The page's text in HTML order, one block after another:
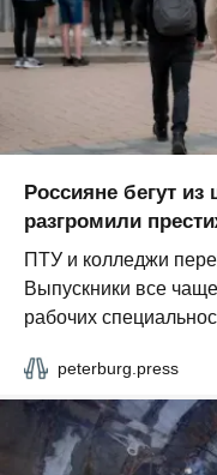
Россияне бегут
разгромили
ПТУ и колледжи
Выпускники все
рабочих
peterburg.press